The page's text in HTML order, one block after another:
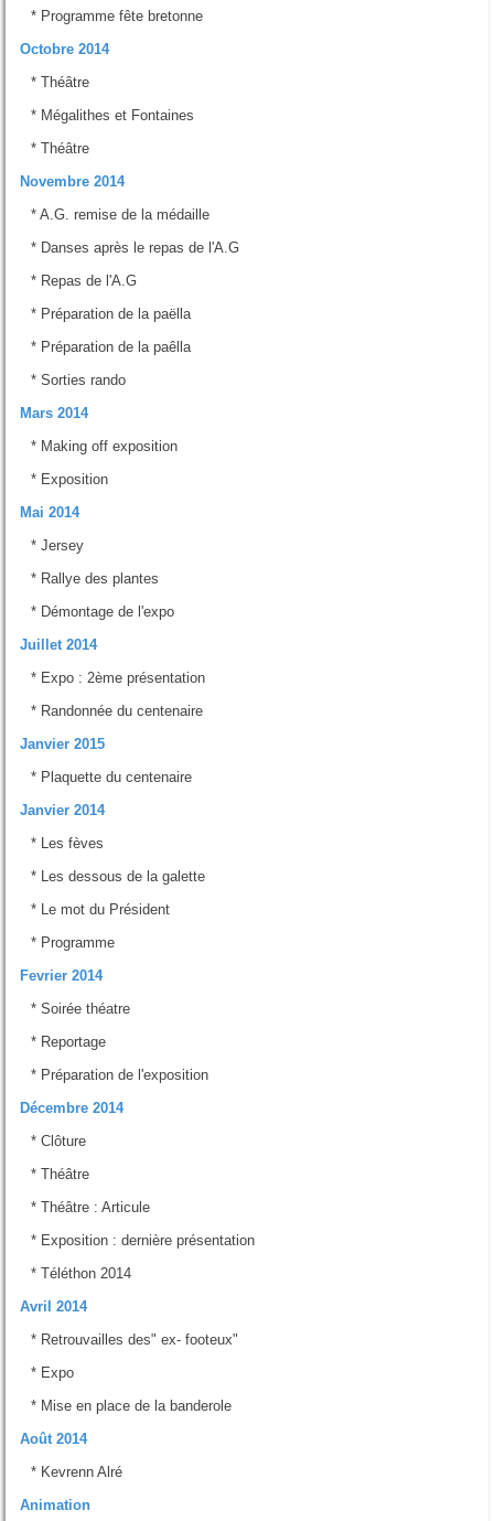
* Programme fête bretonne
Octobre 2014
* Théâtre
* Mégalithes et Fontaines
* Théâtre
Novembre 2014
* A.G. remise de la médaille
* Danses après le repas de l'A.G
* Repas de l'A.G
* Préparation de la paëlla
* Préparation de la paêlla
* Sorties rando
Mars 2014
* Making off exposition
* Exposition
Mai 2014
* Jersey
* Rallye des plantes
* Démontage de l'expo
Juillet 2014
* Expo : 2ème présentation
* Randonnée du centenaire
Janvier 2015
* Plaquette du centenaire
Janvier 2014
* Les fèves
* Les dessous de la galette
* Le mot du Président
* Programme
Fevrier 2014
* Soirée théatre
* Reportage
* Préparation de l'exposition
Décembre 2014
* Clôture
* Théâtre
* Théâtre : Articule
* Exposition : dernière présentation
* Téléthon 2014
Avril 2014
* Retrouvailles des" ex- footeux"
* Expo
* Mise en place de la banderole
Août 2014
* Kevrenn Alré
Animation